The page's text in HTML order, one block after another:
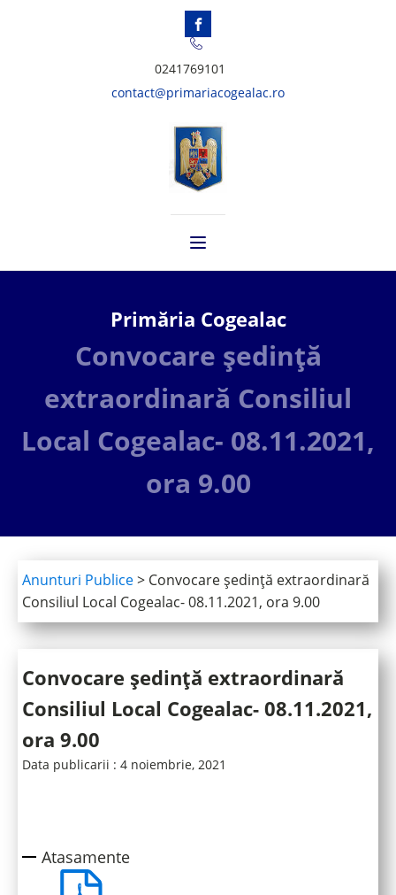
0241769101
contact@primariacogealac.ro
Primăria Cogealac
Convocare ședință
extraordinară Consiliul
Local Cogealac- 08.11.2021,
ora 9.00
Anunturi Publice> Convocare ședință extraordinară
Consiliul Local Cogealac- 08.11.2021, ora 9.00
Convocare ședință extraordinară
Consiliul Local Cogealac- 08.11.2021,
ora 9.00
Data publicarii : 4 noiembrie, 2021
Atasamente